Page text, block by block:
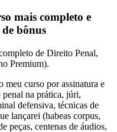
mais completo e
bônus
de Direito Penal,
Premium).
meu curso por assinatura e
penal na prática, júri,
defensiva, técnicas de
lançarei (habeas corpus,
peças, centenas de áudios,